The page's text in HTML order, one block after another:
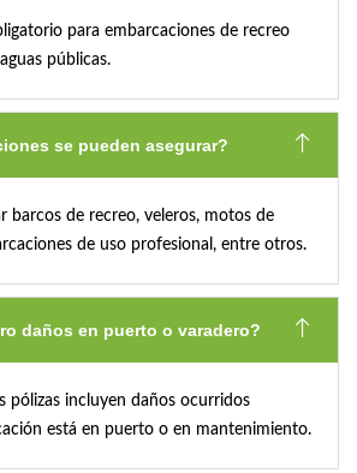
para embarcaciones de recreo
públicas.
se pueden asegurar?
barcos de recreo, veleros, motos de
de uso profesional, entre otros.
daños en puerto o varadero?
pólizas incluyen daños ocurridos
está en puerto o en mantenimiento.